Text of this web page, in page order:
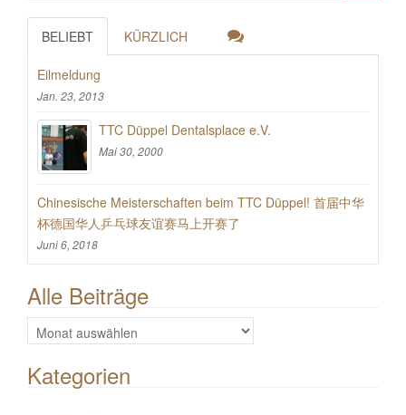
BELIEBT KÜRZLICH
Eilmeldung
Jan. 23, 2013
TTC Düppel Dentalsplace e.V.
Mai 30, 2000
Chinesische Meisterschaften beim TTC Düppel! 首届中华
杯德国华人乒乓球友谊赛马上开赛了
Juni 6, 2018
Alle Beiträge
Alle
Beiträge
Kategorien